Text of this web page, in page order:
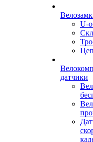
U-
датчики